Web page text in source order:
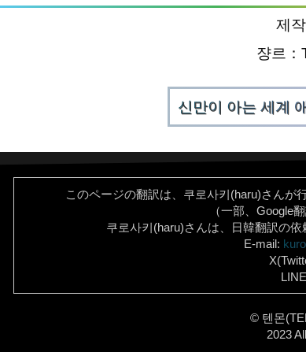
제
쟝르：
신만이 아는 세계
このページの翻訳は、쿠로사키(haru)さんが
（一部、Google
쿠로사키(haru)さんは、日韓翻訳の
E-mail:
© 텐몬
2023